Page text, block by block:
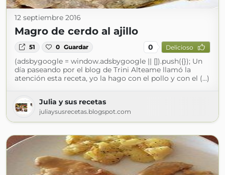
12 septiembre 2016
Magro de cerdo al ajillo
51 0 Guardar 0 Delicioso
(adsbygoogle = window.adsbygoogle || []).push({}); Un
día paseando por el blog de Trini Alteame llamó la
atención esta receta, yo la hago con el pollo y con el (...)
Julia y sus recetas
juliaysusrecetas.blogspot.com